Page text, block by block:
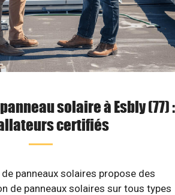
solaire à Esbly (77) :
certifiés
panneaux solaires propose des
de panneaux solaires sur tous types